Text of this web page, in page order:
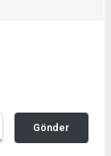
Gönder